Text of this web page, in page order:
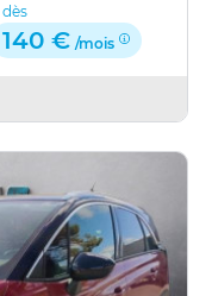
dès
140 € /mois